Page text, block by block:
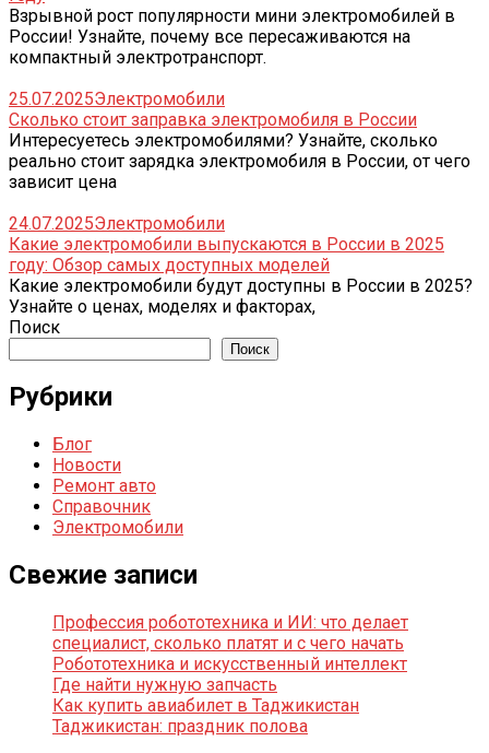
Взрывной рост популярности мини электромобилей в
России! Узнайте, почему все пересаживаются на
компактный электротранспорт.
25.07.2025Электромобили
Сколько стоит заправка электромобиля в России
Интересуетесь электромобилями? Узнайте, сколько
реально стоит зарядка электромобиля в России, от чего
зависит цена
24.07.2025Электромобили
Какие электромобили выпускаются в России в 2025
году: Обзор самых доступных моделей
Какие электромобили будут доступны в России в 2025?
Узнайте о ценах, моделях и факторах,
Поиск
Поиск
Рубрики
Блог
Новости
Ремонт авто
Справочник
Электромобили
Свежие записи
Профессия робототехника и ИИ: что делает
специалист, сколько платят и с чего начать
Робототехника и искусственный интеллект
Где найти нужную запчасть
Как купить авиабилет в Таджикистан
Таджикистан: праздник полова